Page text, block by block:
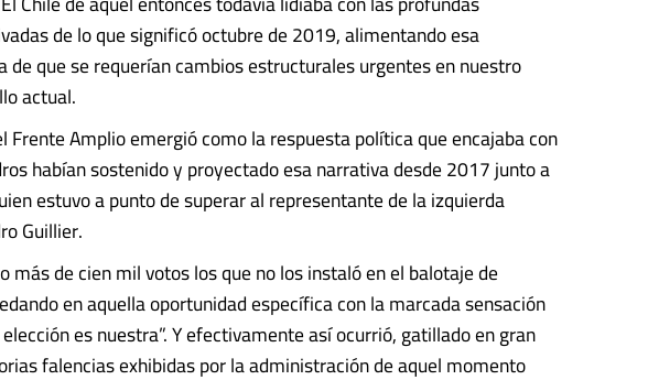
de lo que significó octubre de 2019, alimentando esa
de que se requerían cambios estructurales urgentes en nuestro
actual.
Frente Amplio emergió como la respuesta política que encajaba con
habían sostenido y proyectado esa narrativa desde 2017 junto a
estuvo a punto de superar al representante de la izquierda
Guillier.
más de cien mil votos los que no los instaló en el balotaje de
en aquella oportunidad específica con la marcada sensación
es nuestra”. Y efectivamente así ocurrió, gatillado en gran
falencias exhibidas por la administración de aquel momento